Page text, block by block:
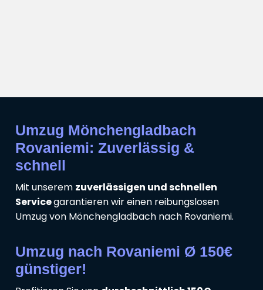
Umzug Mönchengladbach
Rovaniemi: Zuverlässig &
schnell
Mit unserem zuverlässigen und schnellen
Servicegarantieren wir einen reibungslosen
Umzug von Mönchengladbach nach Rovaniemi.
Umzug nach Rovaniemi Ø 150€
günstiger!